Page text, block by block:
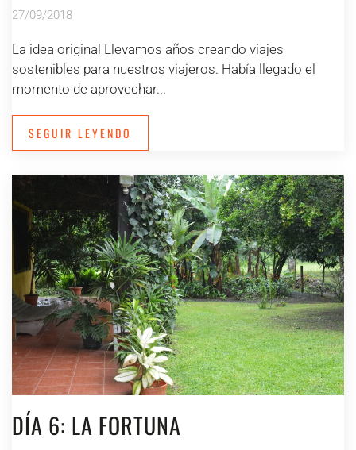
27/09/2018
La idea original Llevamos años creando viajes
sostenibles para nuestros viajeros. Había llegado el
momento de aprovechar...
SEGUIR LEYENDO
DÍA 6: LA FORTUNA